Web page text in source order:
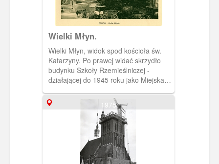
Wielki Młyn.
Wielki Młyn, widok spod kościoła św.
Katarzyny. Po prawej widać skrzydło
budynku Szkoły Rzemieślniczej -
działającej do 1945 roku jako Miejska
1975